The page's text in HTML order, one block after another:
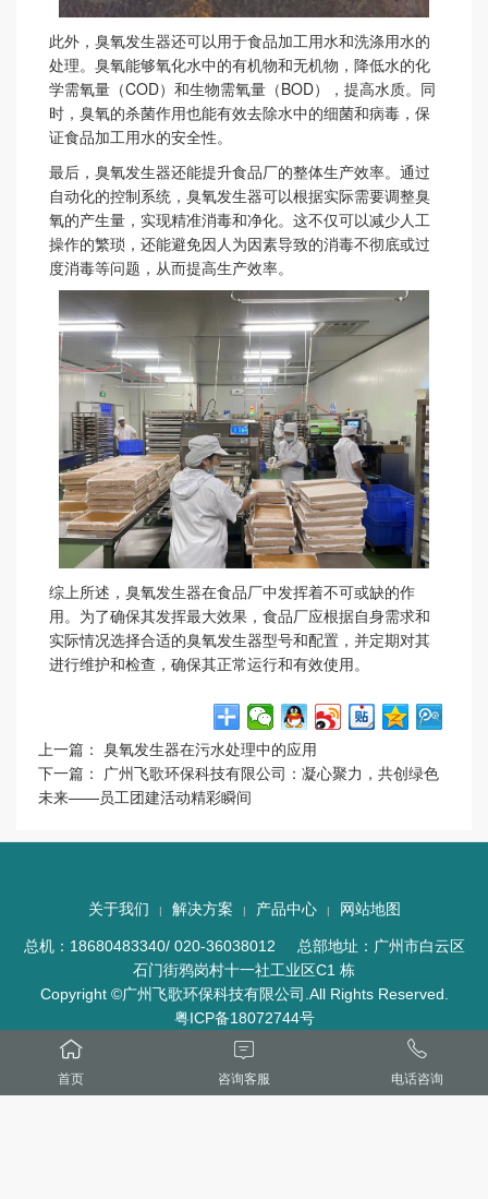
此外，臭氧发生器还可以用于食品加工用水和洗涤用水的
处理。臭氧能够氧化水中的有机物和无机物，降低水的化
学需氧量（COD）和生物需氧量（BOD），提高水质。同
时，臭氧的杀菌作用也能有效去除水中的细菌和病毒，保
证食品加工用水的安全性。
最后，臭氧发生器还能提升食品厂的整体生产效率。通过
自动化的控制系统，臭氧发生器可以根据实际需要调整臭
氧的产生量，实现精准消毒和净化。这不仅可以减少人工
操作的繁琐，还能避免因人为因素导致的消毒不彻底或过
度消毒等问题，从而提高生产效率。
综上所述，臭氧发生器在食品厂中发挥着不可或缺的作
用。为了确保其发挥最大效果，食品厂应根据自身需求和
实际情况选择合适的臭氧发生器型号和配置，并定期对其
进行维护和检查，确保其正常运行和有效使用。
上一篇： 臭氧发生器在污水处理中的应用
下一篇： 广州飞歌环保科技有限公司：凝心聚力，共创绿色
未来——员工团建活动精彩瞬间
关于我们 | 解决方案 | 产品中心 | 网站地图
总机：18680483340/ 020-36038012 总部地址：广州市白云区
石门街鸦岗村十一社工业区C1 栋
Copyright ©广州飞歌环保科技有限公司.All Rights Reserved.
粤ICP备18072744号

首页

咨询客服

电话咨询